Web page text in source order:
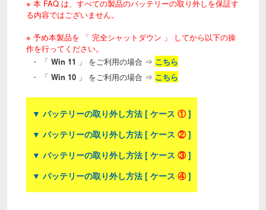
※ 本 FAQ は、すべての製品のバッテリーの取り外しを保証す
る内容ではございません。
※ 予め本製品を 「 完全シャットダウン 」 してから以下の操
作を行ってください。
・ 「 Win 11 」 をご利用の場合 ⇒ こちら
・ 「 Win 10 」 をご利用の場合 ⇒ こちら
▼ バッテリーの取り外し方法 [ ケース ①]
▼ バッテリーの取り外し方法 [ ケース ②]
▼ バッテリーの取り外し方法 [ ケース ③]
▼ バッテリーの取り外し方法 [ ケース ④]